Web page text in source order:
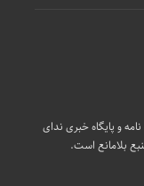
و پایگاه خبری ندای
بلامانع است.